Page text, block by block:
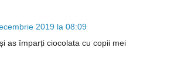
2019 la 08:09
as împarți ciocolata cu copii mei